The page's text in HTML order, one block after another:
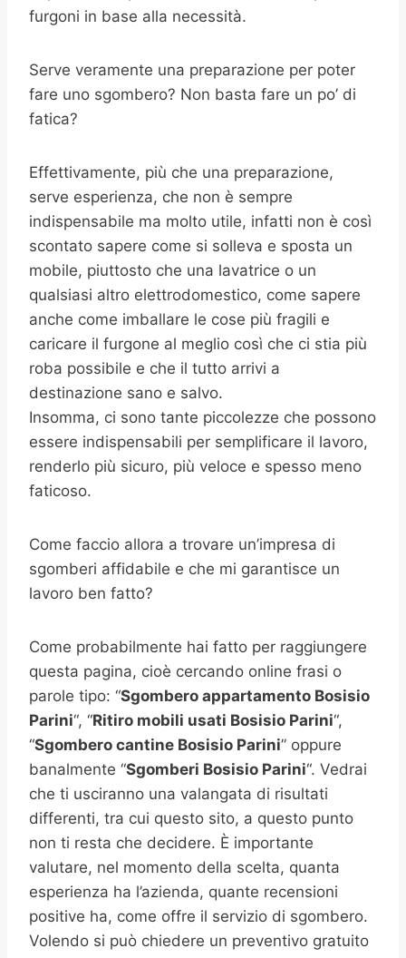
furgoni in base alla necessità.
Serve veramente una preparazione per poter
fare uno sgombero? Non basta fare un po’ di
fatica?
Effettivamente, più che una preparazione,
serve esperienza, che non è sempre
indispensabile ma molto utile, infatti non è così
scontato sapere come si solleva e sposta un
mobile, piuttosto che una lavatrice o un
qualsiasi altro elettrodomestico, come sapere
anche come imballare le cose più fragili e
caricare il furgone al meglio così che ci stia più
roba possibile e che il tutto arrivi a
destinazione sano e salvo.
Insomma, ci sono tante piccolezze che possono
essere indispensabili per semplificare il lavoro,
renderlo più sicuro, più veloce e spesso meno
faticoso.
Come faccio allora a trovare un’impresa di
sgomberi affidabile e che mi garantisce un
lavoro ben fatto?
Come probabilmente hai fatto per raggiungere
questa pagina, cioè cercando online frasi o
parole tipo: “Sgombero appartamento Bosisio
Parini“, “Ritiro mobili usati Bosisio Parini“,
“Sgombero cantine Bosisio Parini” oppure
banalmente “Sgomberi Bosisio Parini“. Vedrai
che ti usciranno una valangata di risultati
differenti, tra cui questo sito, a questo punto
non ti resta che decidere. È importante
valutare, nel momento della scelta, quanta
esperienza ha l’azienda, quante recensioni
positive ha, come offre il servizio di sgombero.
Volendo si può chiedere un preventivo gratuito